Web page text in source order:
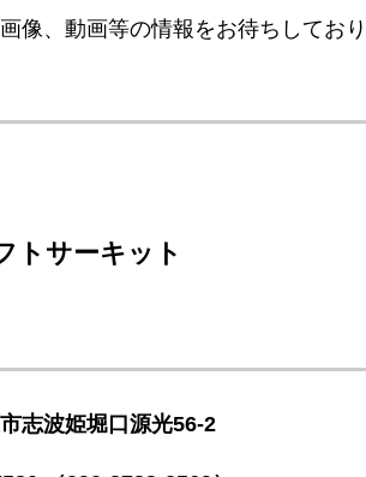
像、動画等の情報をお待ちしてお
トサーキット
志波姫堀口源光56-2